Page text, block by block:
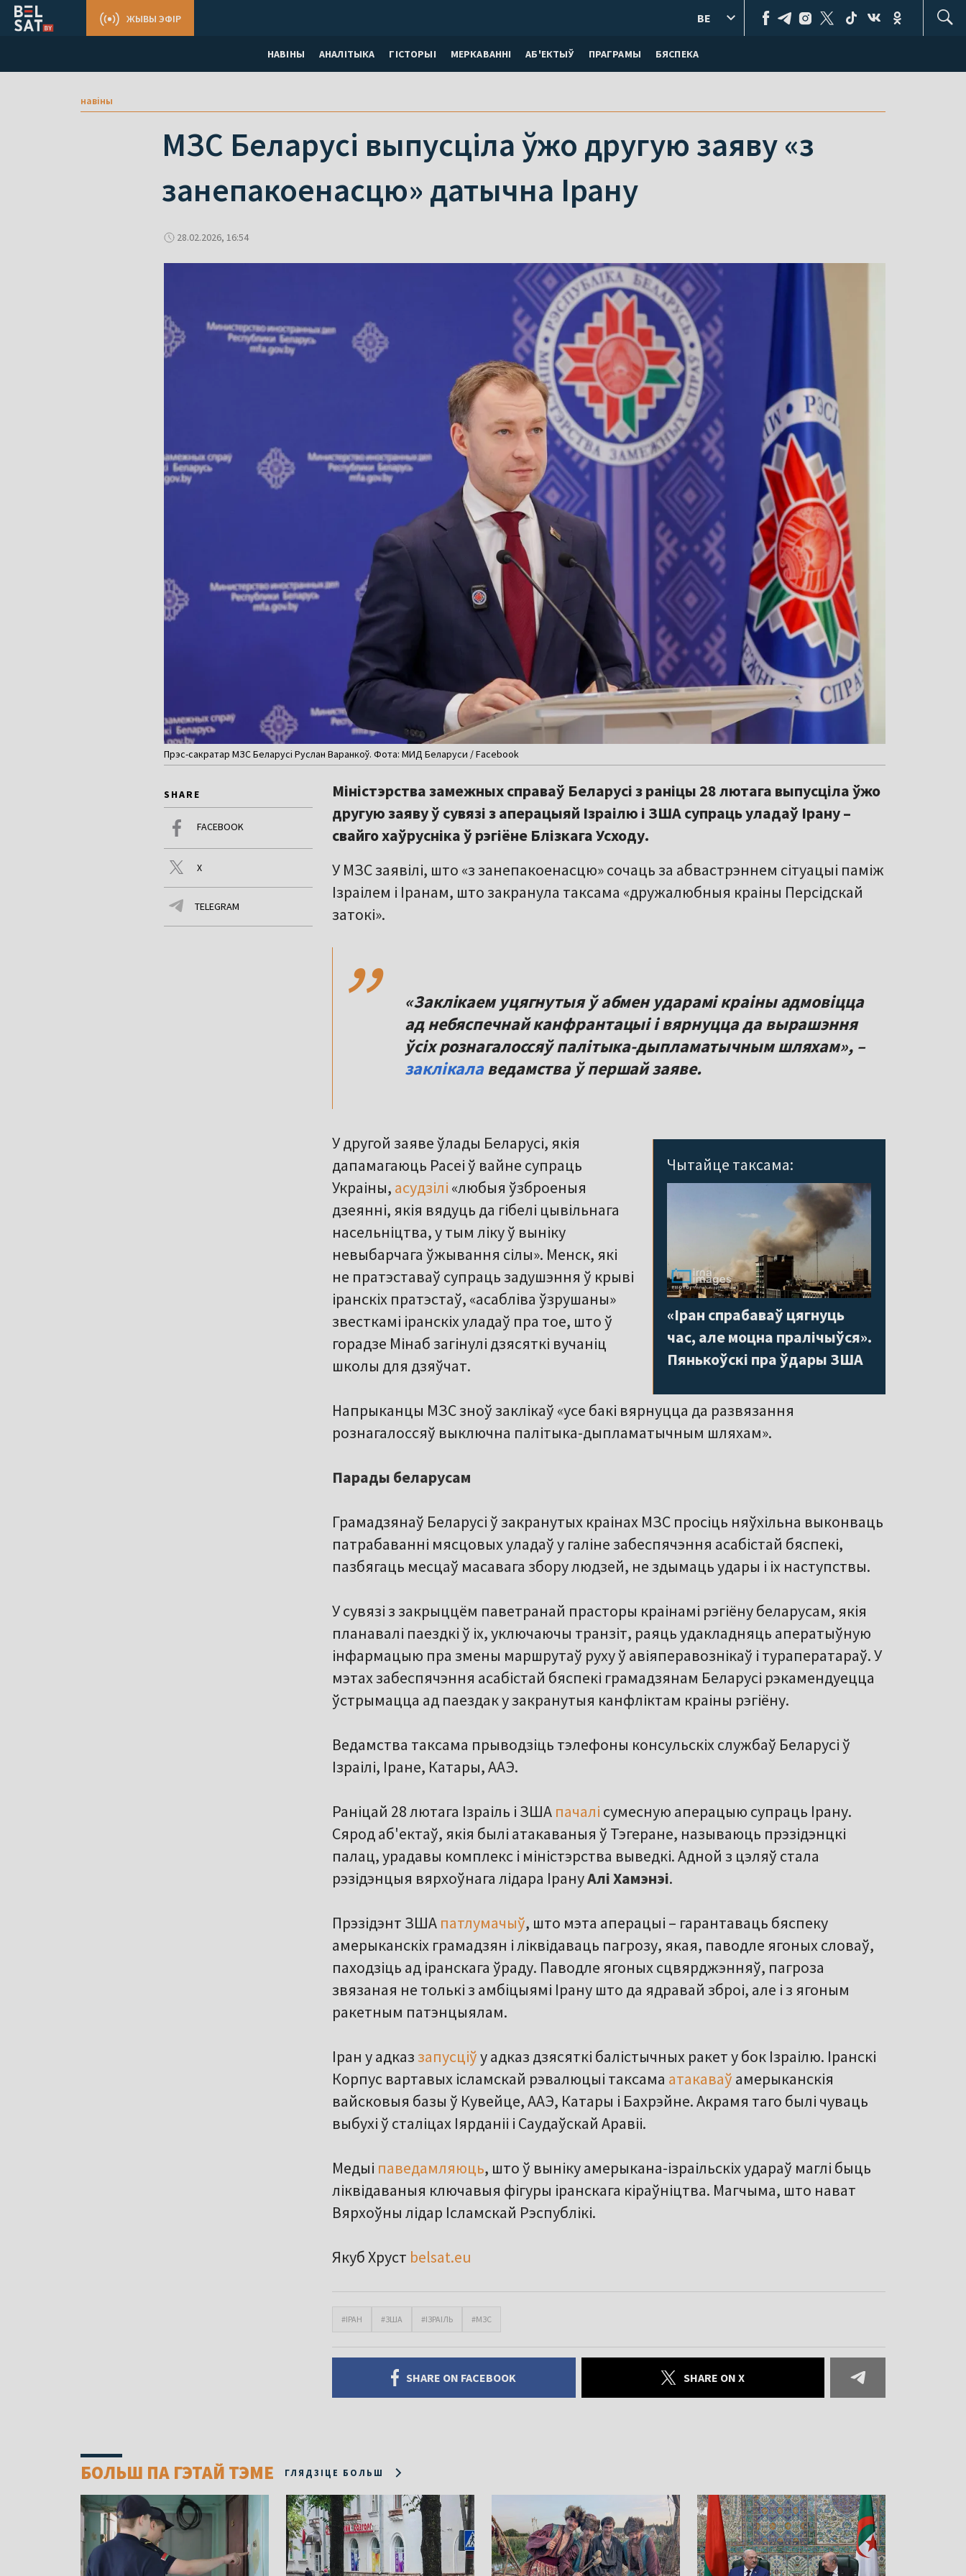
НАВІНЫ АНАЛІТЫКА ГІСТОРЫІ МЕРКАВАННI АБ'ЕКТЫЎ ПРАГРАМЫ БЯСПЕКА
ЖЫВЫ ЭФІР BE
навіны
МЗС Беларусі выпусціла ўжо другую заяву «з
занепакоенасцю» датычна Ірану
28.02.2026, 16:54
Прэс-сакратар МЗС Беларусі Руслан Варанкоў. Фота: МИД Беларуси / Facebook
SHARE
FACEBOOK
X
TELEGRAM
Міністэрства замежных справаў Беларусі з раніцы 28 лютага выпусціла ўжо
другую заяву ў сувязі з аперацыяй Ізраілю і ЗША супраць уладаў Ірану –
свайго хаўрусніка ў рэгіёне Блізкага Усходу.
У МЗС заявілі, што «з занепакоенасцю» сочаць за абвастрэннем сітуацыі паміж
Ізраілем і Іранам, што закранула таксама «дружалюбныя краіны Персідскай
,,
«Заклікаем уцягнутыя ў абмен ударамі краіны адмовіцца
ад небяспечнай канфрантацыі і вярнуцца да вырашэння
ўсіх рознагалоссяў палітыка-дыпламатычным шляхам», –
заклікалаведамства ў першай заяве.
Чытайце таксама:
«Іран спрабаваў цягнуць
час, але моцна пралічыўся».
Пянькоўскі пра ўдары ЗША
У другой заяве ўлады Беларусі, якія
дапамагаюць Расеі ў вайне супраць
Украіны, асудзілі «любыя ўзброеныя
дзеянні, якія вядуць да гібелі цывільнага
насельніцтва, у тым ліку ў выніку
невыбарчага ўжывання сілы». Менск, які
не пратэставаў супраць задушэння ў крыві
іранскіх пратэстаў, «асабліва ўзрушаны»
звесткамі іранскіх уладаў пра тое, што ў
горадзе Мінаб загінулі дзясяткі вучаніц
школы для дзяўчат.
Напрыканцы МЗС зноў заклікаў «усе бакі вярнуцца да развязання
рознагалоссяў выключна палітыка-дыпламатычным шляхам».
Парады беларусам
Грамадзянаў Беларусі ў закранутых краінах МЗС просіць няўхільна выконваць
патрабаванні мясцовых уладаў у галіне забеспячэння асабістай бяспекі,
пазбягаць месцаў масавага збору людзей, не здымаць удары і іх наступствы.
У сувязі з закрыццём паветранай прасторы краінамі рэгіёну беларусам, якія
планавалі паездкі ў іх, уключаючы транзіт, раяць удакладняць аператыўную
інфармацыю пра змены маршрутаў руху ў авіяперавознікаў і тураператараў. У
мэтах забеспячэння асабістай бяспекі грамадзянам Беларусі рэкамендуецца
ўстрымацца ад паездак у закранутыя канфліктам краіны рэгіёну.
Ведамства таксама прыводзіць тэлефоны консульскіх службаў Беларусі ў
Ізраілі, Іране, Катары, ААЭ.
Раніцай 28 лютага Ізраіль і ЗША пачалі сумесную аперацыю супраць Ірану.
Сярод аб'ектаў, якія былі атакаваныя ў Тэгеране, называюць прэзідэнцкі
палац, урадавы комплекс і міністэрства выведкі. Адной з цэляў стала
рэзідэнцыя вярхоўнага лідара ІрануАлі Хамэнэі.
Прэзідэнт ЗША патлумачыў, што мэта аперацыі – гарантаваць бяспеку
амерыканскіх грамадзян і ліквідаваць пагрозу, якая, паводле ягоных словаў,
паходзіць ад іранскага ўраду. Паводле ягоных сцвярджэнняў, пагроза
звязаная не толькі з амбіцыямі Ірану што да ядравай зброі, але і з ягоным
ракетным патэнцыялам.
Іран у адказ запусціўу адказ дзясяткі балістычных ракет у бок Ізраілю. Іранскі
Корпус вартавых ісламскай рэвалюцыі таксама атакаваў амерыканскія
вайсковыя базы ў Кувейце, ААЭ, Катары і Бахрэйне. Акрамя таго былі чуваць
выбухі ў сталіцах Іярданіі і Саудаўскай Аравіі.
Медыі паведамляюць, што ў выніку амерыкана-ізраільскіх удараў маглі быць
ліквідаваныя ключавыя фігуры іранскага кіраўніцтва. Магчыма, што нават
Вярхоўны лідар Ісламскай Рэспублікі.
Якуб Хруст belsat.eu
#ІРАН #ЗША #ІЗРАІЛЬ #МЗС
SHARE ON FACEBOOK SHARE ON X
БОЛЬШ ПА ГЭТАЙ ТЭМЕ ГЛЯДЗІЦЕ БОЛЬШ